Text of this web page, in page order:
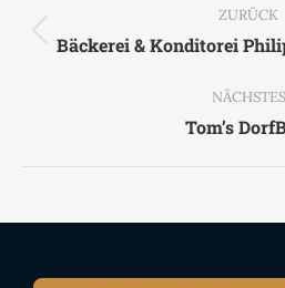
navigation
ZURÜCK
Bäckerei & Konditorei
NÄCHSTES
Tom’s